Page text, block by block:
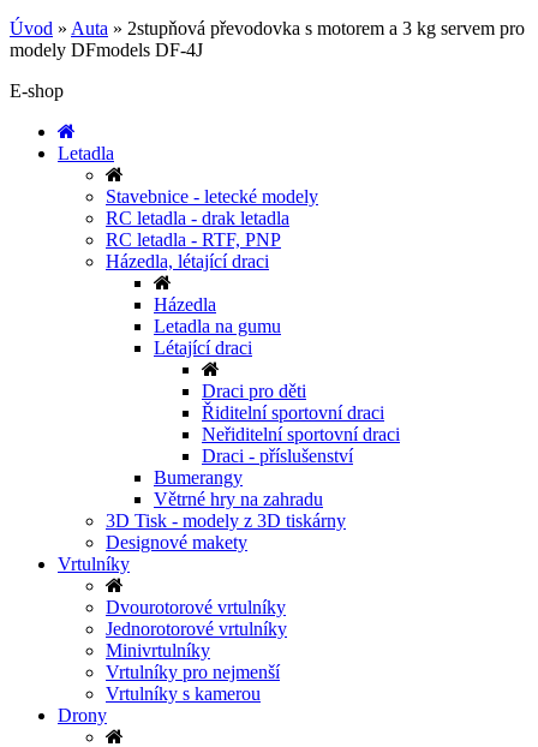
Úvod » Auta » 2stupňová převodovka s motorem a 3 kg servem pro
modely DFmodels DF-4J
E-shop
Letadla
Stavebnice - letecké modely
RC letadla - drak letadla
RC letadla - RTF, PNP
Házedla, létající draci
Házedla
Letadla na gumu
Létající draci
Draci pro děti
Řiditelní sportovní draci
Neřiditelní sportovní draci
Draci - příslušenství
Bumerangy
Větrné hry na zahradu
3D Tisk - modely z 3D tiskárny
Designové makety
Vrtulníky
Dvourotorové vrtulníky
Jednorotorové vrtulníky
Minivrtulníky
Vrtulníky pro nejmenší
Vrtulníky s kamerou
Drony